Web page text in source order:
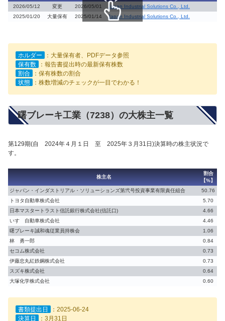
2026/05/12 変更 2026/05/01
Japan Industrial Solutions Co., Ltd.
2025/01/20
大量保有 2025/01/14
Japan Industrial Solutions Co., Ltd.
ホルダー
：大量保有者、PDFデータ参照
保有数
：報告書提出時の最新保有株数
割合
：保有株数の割合
状態
：株数増減のチェックが一目でわかる！
曙ブレーキ工業（7238）の大株主一覧
第129期(自 2024年４月１日 至 2025年３月31日)決算時の株主状況で
す。
株主名
割合
【%】
ジャパン・インダストリアル・ソリューションズ第弐号投資事業有限責任組合
50.76
トヨタ自動車株式会社
5.70
日本マスタートラスト信託銀行株式会社(信託口)
4.66
いすゞ自動車株式会社
4.46
曙ブレーキ誠和魂従業員持株会
1.06
林 勇一郎
0.84
セコム株式会社
0.73
伊藤忠丸紅鉄鋼株式会社
0.73
スズキ株式会社
0.64
大塚化学株式会社
0.60
書類提出日
：2025-06-24
決算日
：3月31日